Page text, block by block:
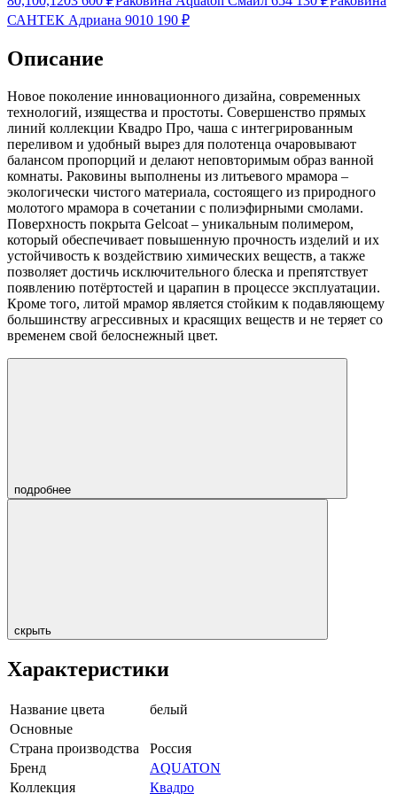
САНТЕК Адриана 9010 190 ₽
Описание
Новое поколение инновационного дизайна, современных
технологий, изящества и простоты. Совершенство прямых
линий коллекции Квадро Про, чаша с интегрированным
переливом и удобный вырез для полотенца очаровывают
балансом пропорций и делают неповторимым образ ванной
комнаты. Раковины выполнены из литьевого мрамора –
экологически чистого материала, состоящего из природного
молотого мрамора в сочетании с полиэфирными смолами.
Поверхность покрыта Gelcoat – уникальным полимером,
который обеспечивает повышенную прочность изделий и их
устойчивость к воздействию химических веществ, а также
позволяет достичь исключительного блеска и препятствует
появлению потёртостей и царапин в процессе эксплуатации.
Кроме того, литой мрамор является стойким к подавляющему
большинству агрессивных и красящих веществ и не теряет со
временем свой белоснежный цвет.
подробнее
скрыть
Характеристики
Название цвета
белый
Основные
Страна производства
Россия
Бренд
AQUATON
Коллекция
Квадро